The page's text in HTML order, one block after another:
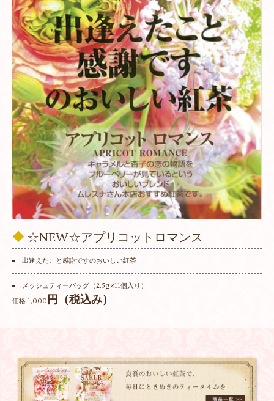
◆ ☆NEW☆アプリコットロマンス
出逢えたこと感謝ですのおいしい紅茶
メッシュティーバッグ（2.5g×11個入り）
価格 1,000 円（税込み）